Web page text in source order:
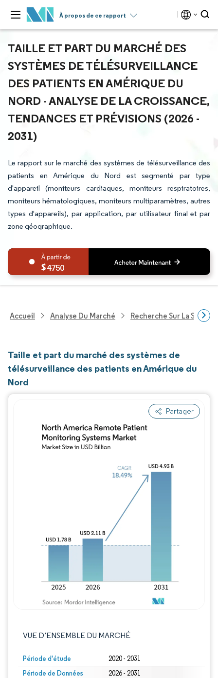
À propos de ce rapport
TAILLE ET PART DU MARCHÉ DES
SYSTÈMES DE TÉLÉSURVEILLANCE
DES PATIENTS EN AMÉRIQUE DU
NORD - ANALYSE DE LA CROISSANCE,
TENDANCES ET PRÉVISIONS (2026 -
2031)
Le rapport sur le marché des systèmes de télésurveillance des
patients en Amérique du Nord est segmenté par type
d'appareil (moniteurs cardiaques, moniteurs respiratoires,
moniteurs hématologiques, moniteurs multiparamètres, autres
types d'appareils), par application, par utilisateur final et par
zone géographique.
4750
Accueil Analyse Du Marché Recherche Sur La Santé
Taille et part du marché des systèmes de
télésurveillance des patients en Amérique du
Nord
Partager
VUE D’ENSEMBLE DU MARCHÉ
Période d'étude 2020 - 2031
Période de Données
2026 - 2031
Image © Mordor Intelligence. La